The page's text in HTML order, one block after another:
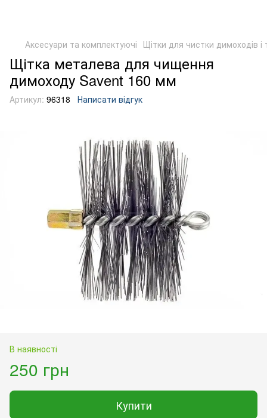
Аксесуари та комплектуючі Щітки для чистки димоходів і
Щітка металева для чищення
димоходу Savent 160 мм
Артикул: 96318 Написати відгук
В наявності
250 грн
Купити